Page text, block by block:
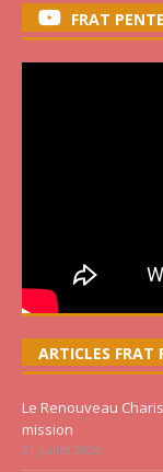
FRAT
ARTICLES FRAT
Le Renouveau
mission
21 juillet 2026